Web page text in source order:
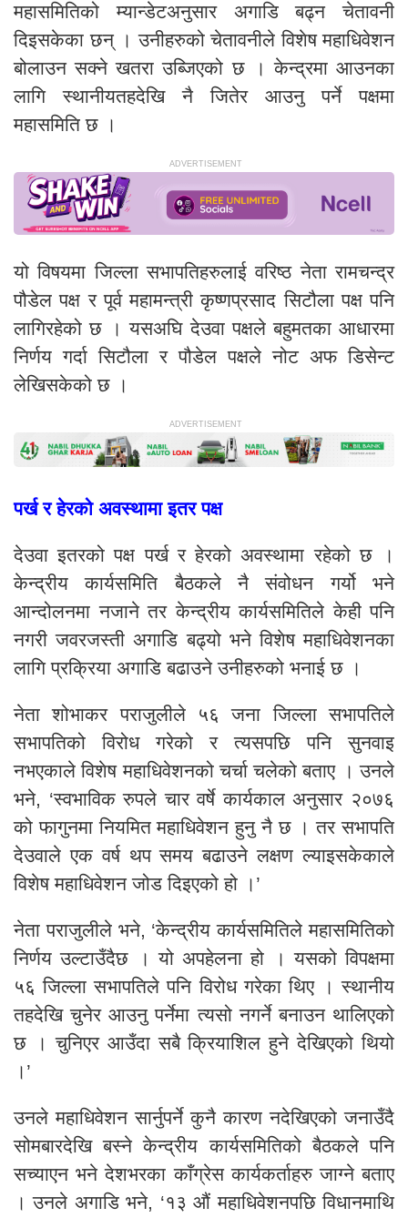
महासमितिको म्यान्डेटअनुसार अगाडि बढ्न चेतावनी
दिइसकेका छन् । उनीहरुको चेतावनीले विशेष महाधिवेशन
बोलाउन सक्ने खतरा उब्जिएको छ । केन्द्रमा आउनका
लागि स्थानीयतहदेखि नै जितेर आउनु पर्ने पक्षमा
महासमिति छ ।
यो विषयमा जिल्ला सभापतिहरुलाई वरिष्ठ नेता रामचन्द्र
पौडेल पक्ष र पूर्व महामन्त्री कृष्णप्रसाद सिटौला पक्ष पनि
लागिरहेको छ । यसअघि देउवा पक्षले बहुमतका आधारमा
निर्णय गर्दा सिटौला र पौडेल पक्षले नोट अफ डिसेन्ट
लेखिसकेको छ ।
पर्ख र हेरको अवस्थामा इतर पक्ष
देउवा इतरको पक्ष पर्ख र हेरको अवस्थामा रहेको छ ।
केन्द्रीय कार्यसमिति बैठकले नै संवोधन गर्यो भने
आन्दोलनमा नजाने तर केन्द्रीय कार्यसमितिले केही पनि
नगरी जवरजस्ती अगाडि बढ्यो भने विशेष महाधिवेशनका
लागि प्रक्रिया अगाडि बढाउने उनीहरुको भनाई छ ।
नेता शोभाकर पराजुलीले ५६ जना जिल्ला सभापतिले
सभापतिको विरोध गरेको र त्यसपछि पनि सुनवाइ
नभएकाले विशेष महाधिवेशनको चर्चा चलेको बताए । उनले
भने, ‘स्वभाविक रुपले चार वर्षे कार्यकाल अनुसार २०७६
को फागुनमा नियमित महाधिवेशन हुनु नै छ । तर सभापति
देउवाले एक वर्ष थप समय बढाउने लक्षण ल्याइसकेकाले
विशेष महाधिवेशन जोड दिइएको हो ।’
नेता पराजुलीले भने, ‘केन्द्रीय कार्यसमितिले महासमितिको
निर्णय उल्टाउँदैछ । यो अपहेलना हो । यसको विपक्षमा
५६ जिल्ला सभापतिले पनि विरोध गरेका थिए । स्थानीय
तहदेखि चुनेर आउनु पर्नेमा त्यसो नगर्ने बनाउन थालिएको
छ । चुनिएर आउँदा सबै क्रियाशिल हुने देखिएको थियो
।’
उनले महाधिवेशन सार्नुपर्ने कुनै कारण नदेखिएको जनाउँदै
सोमबारदेखि बस्ने केन्द्रीय कार्यसमितिको बैठकले पनि
सच्याएन भने देशभरका काँग्रेस कार्यकर्ताहरु जाग्ने बताए
। उनले अगाडि भने, ‘१३ औं महाधिवेशनपछि विधानमाथि